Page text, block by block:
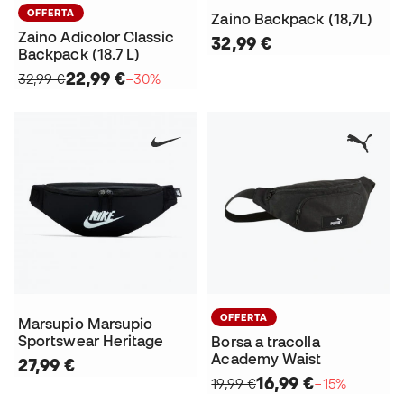
OFFERTA
Zaino Adicolor Classic
Backpack (18.7 L)
32,99 €22,99 €−30%
Zaino Backpack (18,7L)
32,99 €
Marsupio Marsupio
Sportswear Heritage
27,99 €
OFFERTA
Borsa a tracolla
Academy Waist
19,99 €16,99 €−15%